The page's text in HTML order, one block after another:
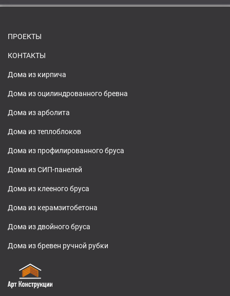
ПРОЕКТЫ
КОНТАКТЫ
Дома из кирпича
Дома из оцилиндрованного бревна
Дома из арболита
Дома из теплоблоков
Дома из профилированного бруса
Дома из СИП-панелей
Дома из клееного бруса
Дома из керамзитобетона
Дома из двойного бруса
Дома из бревен ручной рубки